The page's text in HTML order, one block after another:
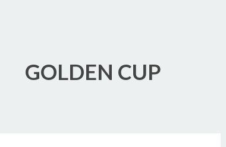
GOLDEN CUP